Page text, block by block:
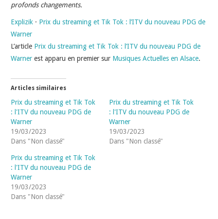
profonds changements.
Explizik · Prix du streaming et Tik Tok : l’ITV du nouveau PDG de
Warner
L’article Prix du streaming et Tik Tok : l’ITV du nouveau PDG de
Warner est apparu en premier sur Musiques Actuelles en Alsace.
Articles similaires
Prix du streaming et Tik Tok
: l'ITV du nouveau PDG de
Warner
19/03/2023
Dans "Non classé"
Prix du streaming et Tik Tok
: l'ITV du nouveau PDG de
Warner
19/03/2023
Dans "Non classé"
Prix du streaming et Tik Tok
: l'ITV du nouveau PDG de
Warner
19/03/2023
Dans "Non classé"